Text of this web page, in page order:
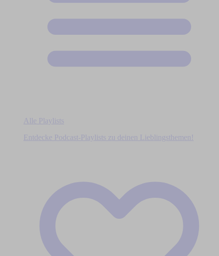
Alle Playlists
Entdecke Podcast-Playlists zu deinen Lieblingsthemen!